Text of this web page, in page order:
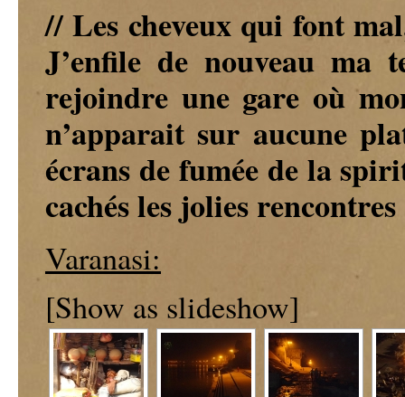
// Les cheveux qui font
J’enfile de nouveau ma
rejoindre une gare où
n’apparait sur aucune
écrans de fumée de la
cachés les jolies
Varanasi:
[Show as slideshow]